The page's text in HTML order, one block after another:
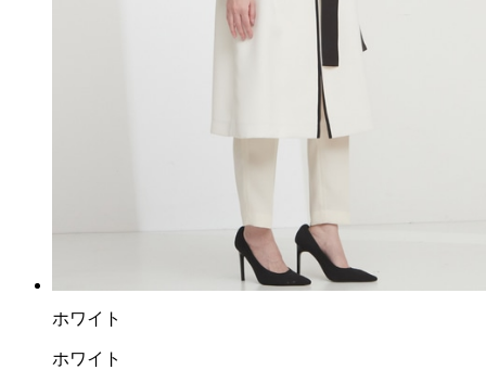
ホワイト
ホワイト